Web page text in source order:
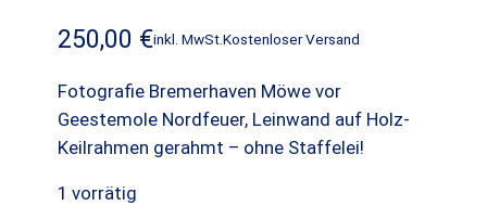
250,00 €inkl. MwSt.Kostenloser Versand
Fotografie Bremerhaven Möwe vor
Geestemole Nordfeuer, Leinwand auf Holz-
Keilrahmen gerahmt – ohne Staffelei!
1 vorrätig